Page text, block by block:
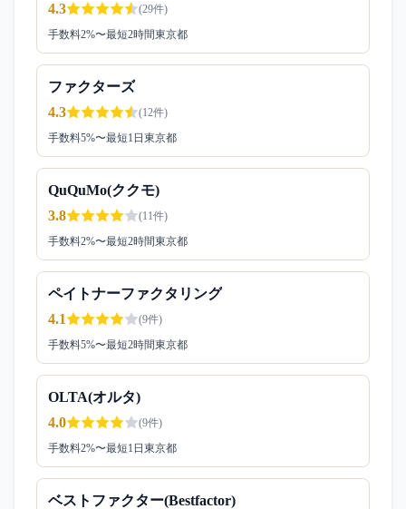
4.3
(29件)
手数料2%〜最短2時間東京都
ファクターズ
4.3
(12件)
手数料5%〜最短1日 東京都
QuQuMo(ククモ)
3.8
(11件)
手数料2%〜最短2時間東京都
ペイトナーファクタリング
4.1
(9件)
手数料5%〜最短2時間東京都
OLTA(オルタ)
4.0
(9件)
手数料2%〜最短1日 東京都
ベストファクター(Bestfactor)